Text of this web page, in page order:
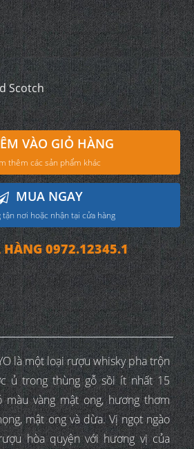
Scotch
VÀO GIỎ HÀNG
thêm các sản phẩm khác
MUA NGAY
tận nơi hoặc nhận tại cửa hàng
0972.12345.1
là một loại rượu whisky pha trộn
ủ trong thùng gỗ sồi ít nhất 15
màu vàng mật ong, hương thơm
mật ong và dừa. Vị ngọt ngào
hòa quyện với hương vị của